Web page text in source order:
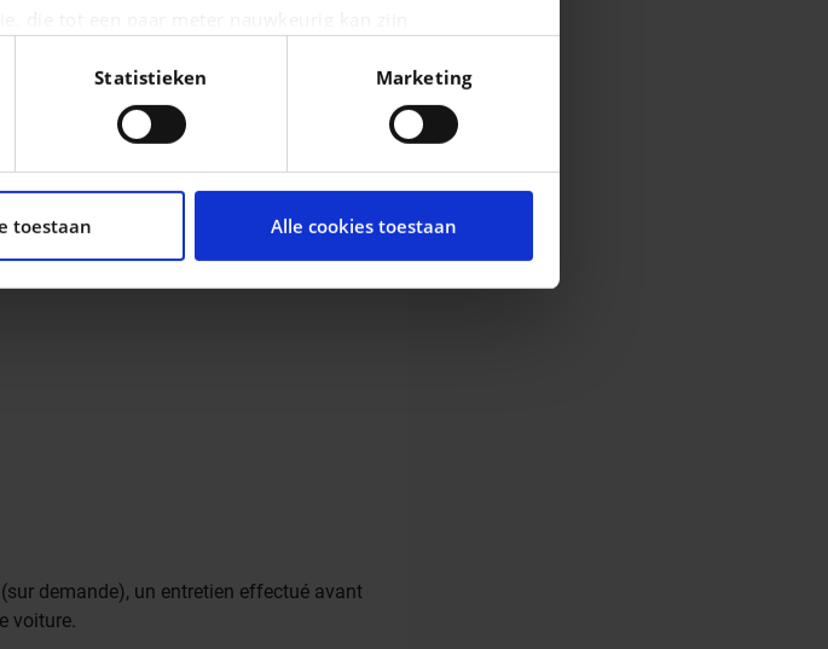
en stel uw voorkeuren in het
detailgedeeltein. U
in de Cookieverklaring.
om functies voor social media te bieden en om
over uw gebruik van onze site met onze partners voor
deze gegevens combineren met andere informatie die u
van uw gebruik van hun services.
Statistieken Marketing
toestaan Alle cookies toestaan
demande), un entretien effectué avant
voiture.